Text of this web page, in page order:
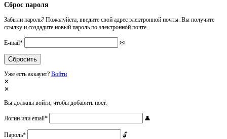
Сброс пароля
Забыли пароль? Пожалуйста, введите свой адрес электронной почты. Вы получите
ссылку и создадите новый пароль по электронной почте.
E-mail*
Уже есть аккаунт? Войти
Вы должны войти, чтобы добавить пост.
Логин или email*
Пароль*